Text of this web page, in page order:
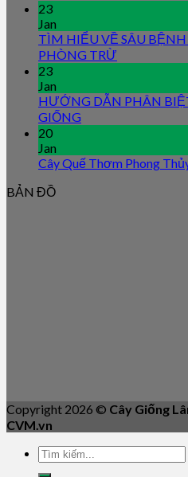
23
Jan
TÌM HIỂU VỀ SÂU
PHÒNG TRỪ
23
Jan
HƯỚNG DẪN PHÂN
GIỐNG
20
Jan
Cây Quế Thơm Phong
BẢN ĐỒ
Copyright 2026 © Cây Giống
CVM.vn